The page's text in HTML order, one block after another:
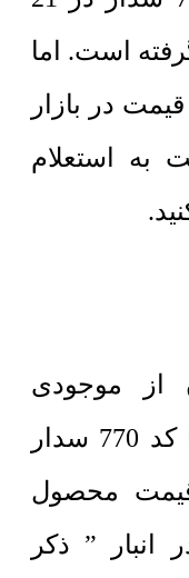
گرفته است. اما
در بازار
به استعلام
از موجودی
پارکت لمینت آرتا کد 770 سدار
قیمت محصول
انبار ” ذکر